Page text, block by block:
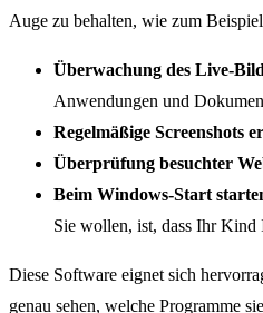
Auge zu behalten, wie zum
Überwachung des Live-
Anwendungen und
Regelmäßige Screenshots
Überprüfung besuchter
Beim Windows-Start
Sie wollen, ist, dass Ihr
Diese Software eignet sich
genau sehen, welche Programme